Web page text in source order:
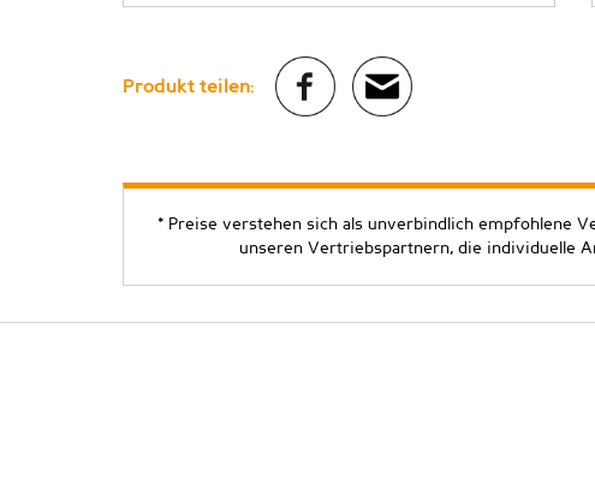
Produkt teilen:
* Preise verstehen sich als unverbindlich empfohlene
unseren Vertriebspartnern, die individuelle